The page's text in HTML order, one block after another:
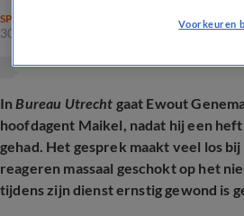
SPRAAKMAKEND
30 dec 2025, 22:33
InBureau Utrecht gaat Ewout
hoofdagent Maikel, nadat hij een
gehad. Het gesprek maakt veel los
reageren massaal geschokt op het
tijdens zijn dienst ernstig gewond is
Voorkeuren